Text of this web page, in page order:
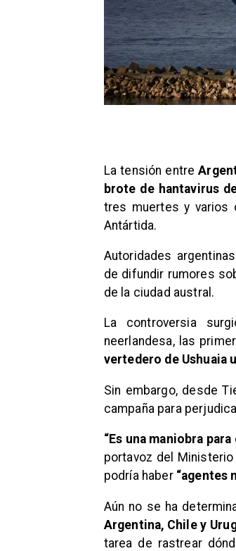
La tensión entre
brote de hantavirus
tres muertes y varios
Antártida.
Autoridades
de difundir rumores
de la ciudad austral.
La controversia
neerlandesa, las
vertedero de Ushuaia
Sin embargo, desde
campaña para
“Es una maniobra
portavoz del
podría haber “agentes
Aún no se ha
Argentina, Chile y
tarea de rastrear